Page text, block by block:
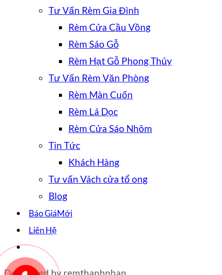
Tư Vấn Rèm Gia Đình
Rèm Cửa Cầu Vồng
Rèm Sáo Gỗ
Rèm Hạt Gỗ Phong Thủy
Tư Vấn Rèm Văn Phòng
Rèm Màn Cuốn
Rèm Lá Dọc
Rèm Cửa Sáo Nhôm
Tin Tức
Khách Hàng
Tư vấn Vách cửa tổ ong
Blog
Báo Giá
Liên Hệ